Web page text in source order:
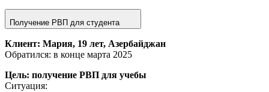
Получение РВП для студента
Клиент: Мария, 19 лет, Азербайджан
Обратился: в конце марта 2025
Цель: получение РВП для учебы
Ситуация: